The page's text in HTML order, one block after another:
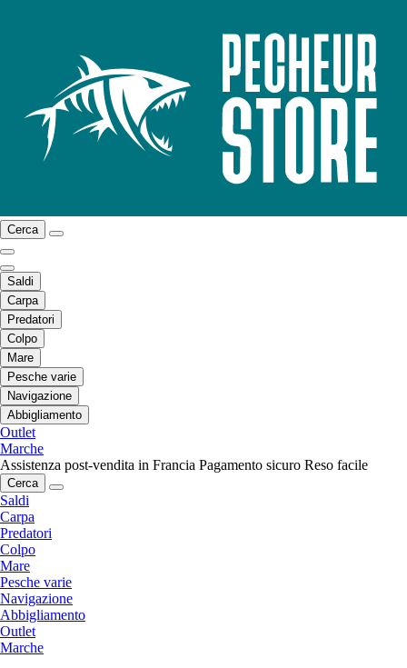
Cerca
Saldi
Carpa
Predatori
Colpo
Mare
Pesche varie
Navigazione
Abbigliamento
Outlet
Marche
Assistenza post-vendita in Francia Pagamento sicuro Reso facile
Cerca
Saldi
Carpa
Predatori
Colpo
Mare
Pesche varie
Navigazione
Abbigliamento
Outlet
Marche